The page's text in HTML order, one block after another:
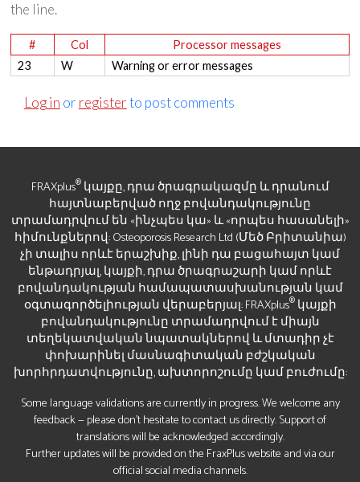
the line.
# Col
Processor messages
23
W Warning or error messages
Log in or registerto post comments
FRAXplus®կայքը, դրա ծրագրակազմը և դրանում
հայտնաբերված ողջ բովանդակությունը
տրամադրվում են «ինչպես կա» և «որպես հասանելի»
հիմունքներով: Osteoporosis Research Ltd (Մեծ Բրիտանիա)
չի տալիս որևէ երաշխիք, լինի դա բացահայտ կամ
ենթադրյալ, կայքի, դրա ծրագրաշարի կամ որևէ
բովանդակության համապատասխանության կամ
օգտագործելիության վերաբերյալ: FRAXplus®կայքի
բովանդակությունը տրամադրվում է միայն
տեղեկատվական նպատակներով և մտադիր չէ
փոխարինել մասնագիտական բժշկական
խորհրդատվությունը, ախտորոշումը կամ բուժումը:
Some language validations are currently in progress. We welcome any
feedback — please don’t hesitate to contact us directly. Support of
translations will be acknowledged accordingly.
Further updates will be provided on the FraxPlus website and via our
official social media channels.